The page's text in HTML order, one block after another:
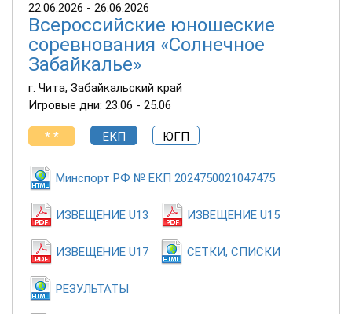
22.06.2026 - 26.06.2026
Всероссийские юношеские
соревнования «Солнечное
Забайкалье»
г. Чита, Забайкальский край
Игровые дни: 23.06 - 25.06
* * ЕКП ЮГП
Минспорт РФ № ЕКП 2024750021047475
ИЗВЕЩЕНИЕ U13 ИЗВЕЩЕНИЕ U15
ИЗВЕЩЕНИЕ U17 СЕТКИ, СПИСКИ
РЕЗУЛЬТАТЫ